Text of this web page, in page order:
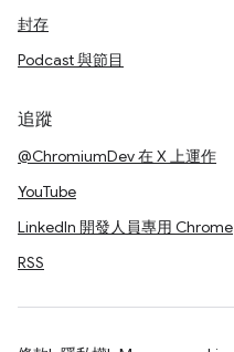
封存
Podcast 與節目
追蹤
@ChromiumDev 在 X 上運作
YouTube
LinkedIn 開發人員專用 Chrome
RSS